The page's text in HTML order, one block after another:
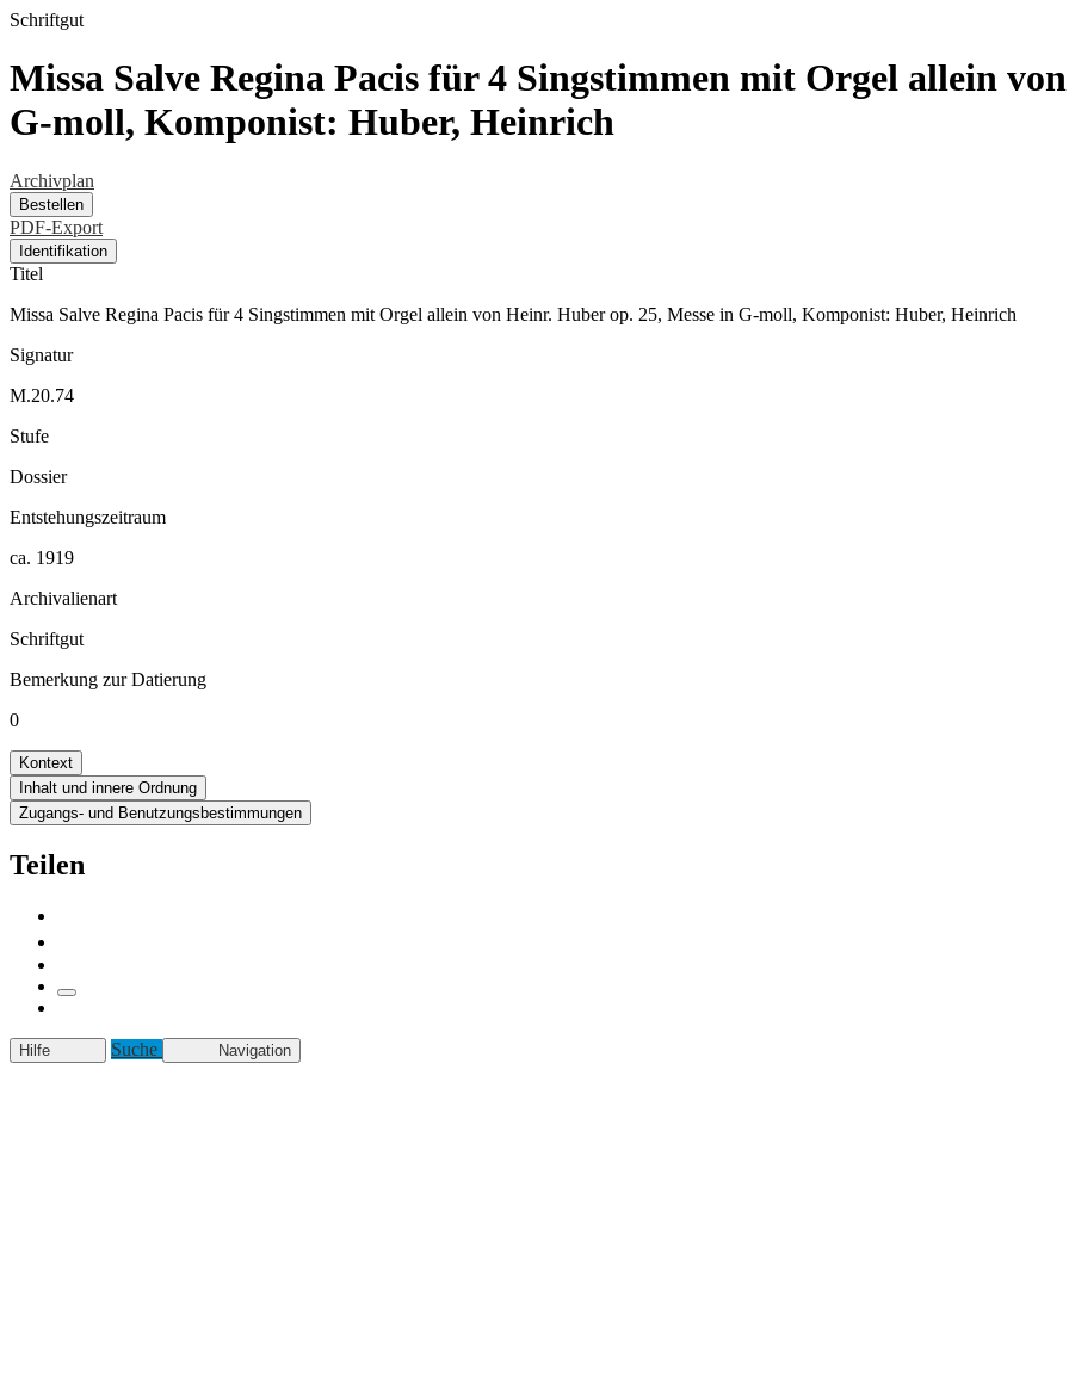
Schriftgut
Missa Salve Regina Pacis für 4 Singstimmen mit Orgel allein
G-moll, Komponist: Huber, Heinrich
Archivplan
Bestellen
PDF-Export
Identifikation
Titel
Missa Salve Regina Pacis für 4 Singstimmen mit Orgel allein von Heinr. Huber op. 25, Messe in G-moll, Komponist: Huber, Heinrich
Signatur
M.20.74
Stufe
Dossier
Entstehungszeitraum
ca. 1919
Archivalienart
Schriftgut
Bemerkung zur Datierung
0
Kontext
Inhalt und innere Ordnung
Zugangs- und Benutzungsbestimmungen
Teilen
Hilfe Suche Navigation